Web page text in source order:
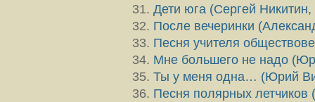
Дети юга (Сергей
После вечеринки
Песня учителя
Мне большего не надо
Ты у меня одна… (Юрий
Песня полярных летчиков